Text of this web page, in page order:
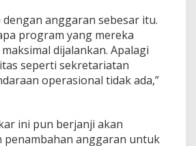
dengan anggaran sebesar itu.
program yang mereka
dijalankan. Apalagi
seperti sekretariatan
operasional tidak ada,”
ini pun berjanji akan
penambahan anggaran untuk